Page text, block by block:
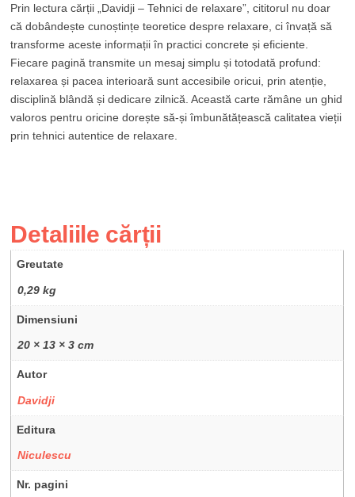
Prin lectura cărții „Davidji – Tehnici de relaxare”, cititorul nu doar
că dobândește cunoștințe teoretice despre relaxare, ci învață să
transforme aceste informații în practici concrete și eficiente.
Fiecare pagină transmite un mesaj simplu și totodată profund:
relaxarea și pacea interioară sunt accesibile oricui, prin atenție,
disciplină blândă și dedicare zilnică. Această carte rămâne un ghid
valoros pentru oricine dorește să-și îmbunătățească calitatea vieții
prin tehnici autentice de relaxare.
Detaliile cărții
Greutate
0,29 kg
Dimensiuni
20 × 13 × 3 cm
Autor
Davidji
Editura
Niculescu
Nr. pagini